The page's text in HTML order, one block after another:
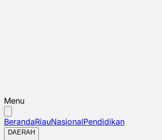
Menu
BerandaRiauNasionalPendidikan
DAERAH